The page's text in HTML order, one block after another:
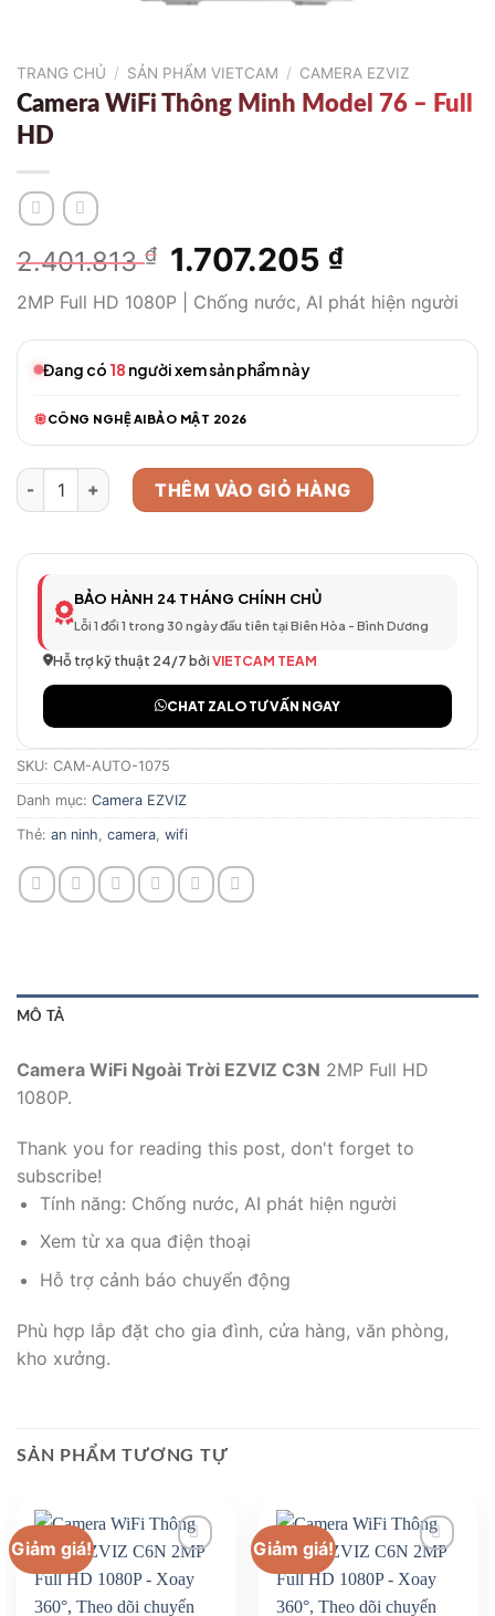
TRANG CHỦ / SẢN PHẨM VIETCAM / CAMERA EZVIZ
Camera WiFi Thông Minh Model 76 – Full
HD
2.401.813₫
Giá
gốc
là:
2.401.813 ₫.
1.707.205 ₫Giá
tại
là:
2MP Full HD 1080P | Chống nước, AI phát hiện người
Đang có 18 người xem sản phẩm này
CÔNG NGHỆ AIBẢO MẬT 2026
Camera WiFi Thông Minh Model 76 – Full HD số lượng
THÊM VÀO GIỎ HÀNG
BẢO HÀNH 24 THÁNG CHÍNH CHỦ
Lỗi 1 đổi 1 trong 30 ngày đầu tiên tại Biên Hòa - Bình Dương
Hỗ trợ kỹ thuật 24/7 bởi VIETCAM TEAM
CHAT ZALO TƯ VẤN NGAY
SKU: CAM-AUTO-1075
Danh mục: Camera EZVIZ
Thẻ: an ninh camera wifi
MÔ TẢ
Camera WiFi Ngoài Trời EZVIZ C3N 2MP Full HD
1080P.
Thank you for reading this post, don't forget to
subscribe!
Tính năng: Chống nước, AI phát hiện người
Xem từ xa qua điện thoại
Hỗ trợ cảnh báo chuyển động
Phù hợp lắp đặt cho gia đình, cửa hàng, văn phòng,
kho xưởng.
SẢN PHẨM TƯƠNG TỰ
Giảm giá! Giảm giá!